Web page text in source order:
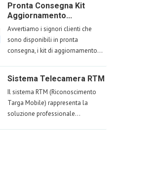
Pronta Consegna Kit
Aggiornamento...
Avvertiamo i signori clienti che
sono disponibili in pronta
consegna, i kit di aggiornamento...
Sistema Telecamera RTM
Il sistema RTM (Riconoscimento
Targa Mobile) rappresenta la
soluzione professionale...